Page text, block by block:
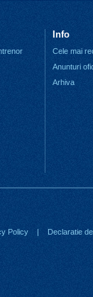
Info
Cele mai
Anunturi
Arhiva
Declaratie
|
Policy